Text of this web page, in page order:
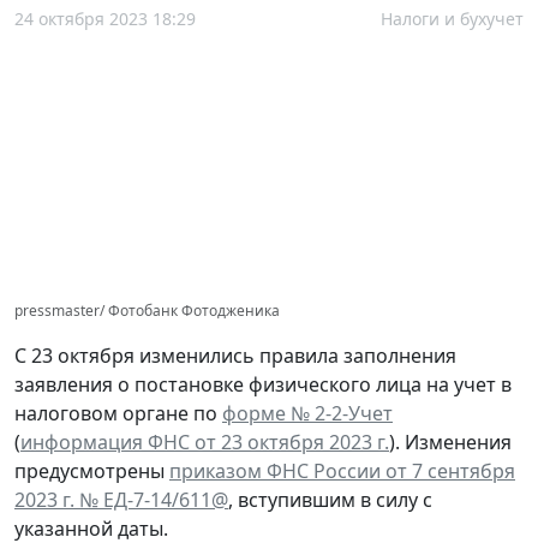
24 октября 2023 18:29 Налоги и бухучет
pressmaster/ Фотобанк Фотодженика
С 23 октября изменились правила заполнения
заявления о постановке физического лица на учет в
налоговом органе по форме № 2-2-Учет
(информация ФНС от 23 октября 2023 г.). Изменения
предусмотрены приказом ФНС России от 7 сентября
2023 г. № ЕД-7-14/611@, вступившим в силу с
указанной даты.